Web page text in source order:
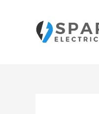
contenido